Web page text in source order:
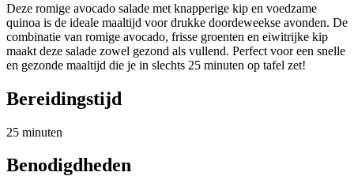
Deze romige avocado salade met knapperige kip en voedzame
quinoa is de ideale maaltijd voor drukke doordeweekse avonden. De
combinatie van romige avocado, frisse groenten en eiwitrijke kip
maakt deze salade zowel gezond als vullend. Perfect voor een snelle
en gezonde maaltijd die je in slechts 25 minuten op tafel zet!
Bereidingstijd
25 minuten
Benodigdheden